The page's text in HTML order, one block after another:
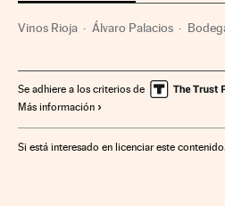
Vinos Rioja Álvaro Palacios
Comercialización agraria Vinos
Bebidas alcohólicas
Agricultura Alimentos
Se adhiere a los criterios de
Más información
Si está interesado en licenciar este